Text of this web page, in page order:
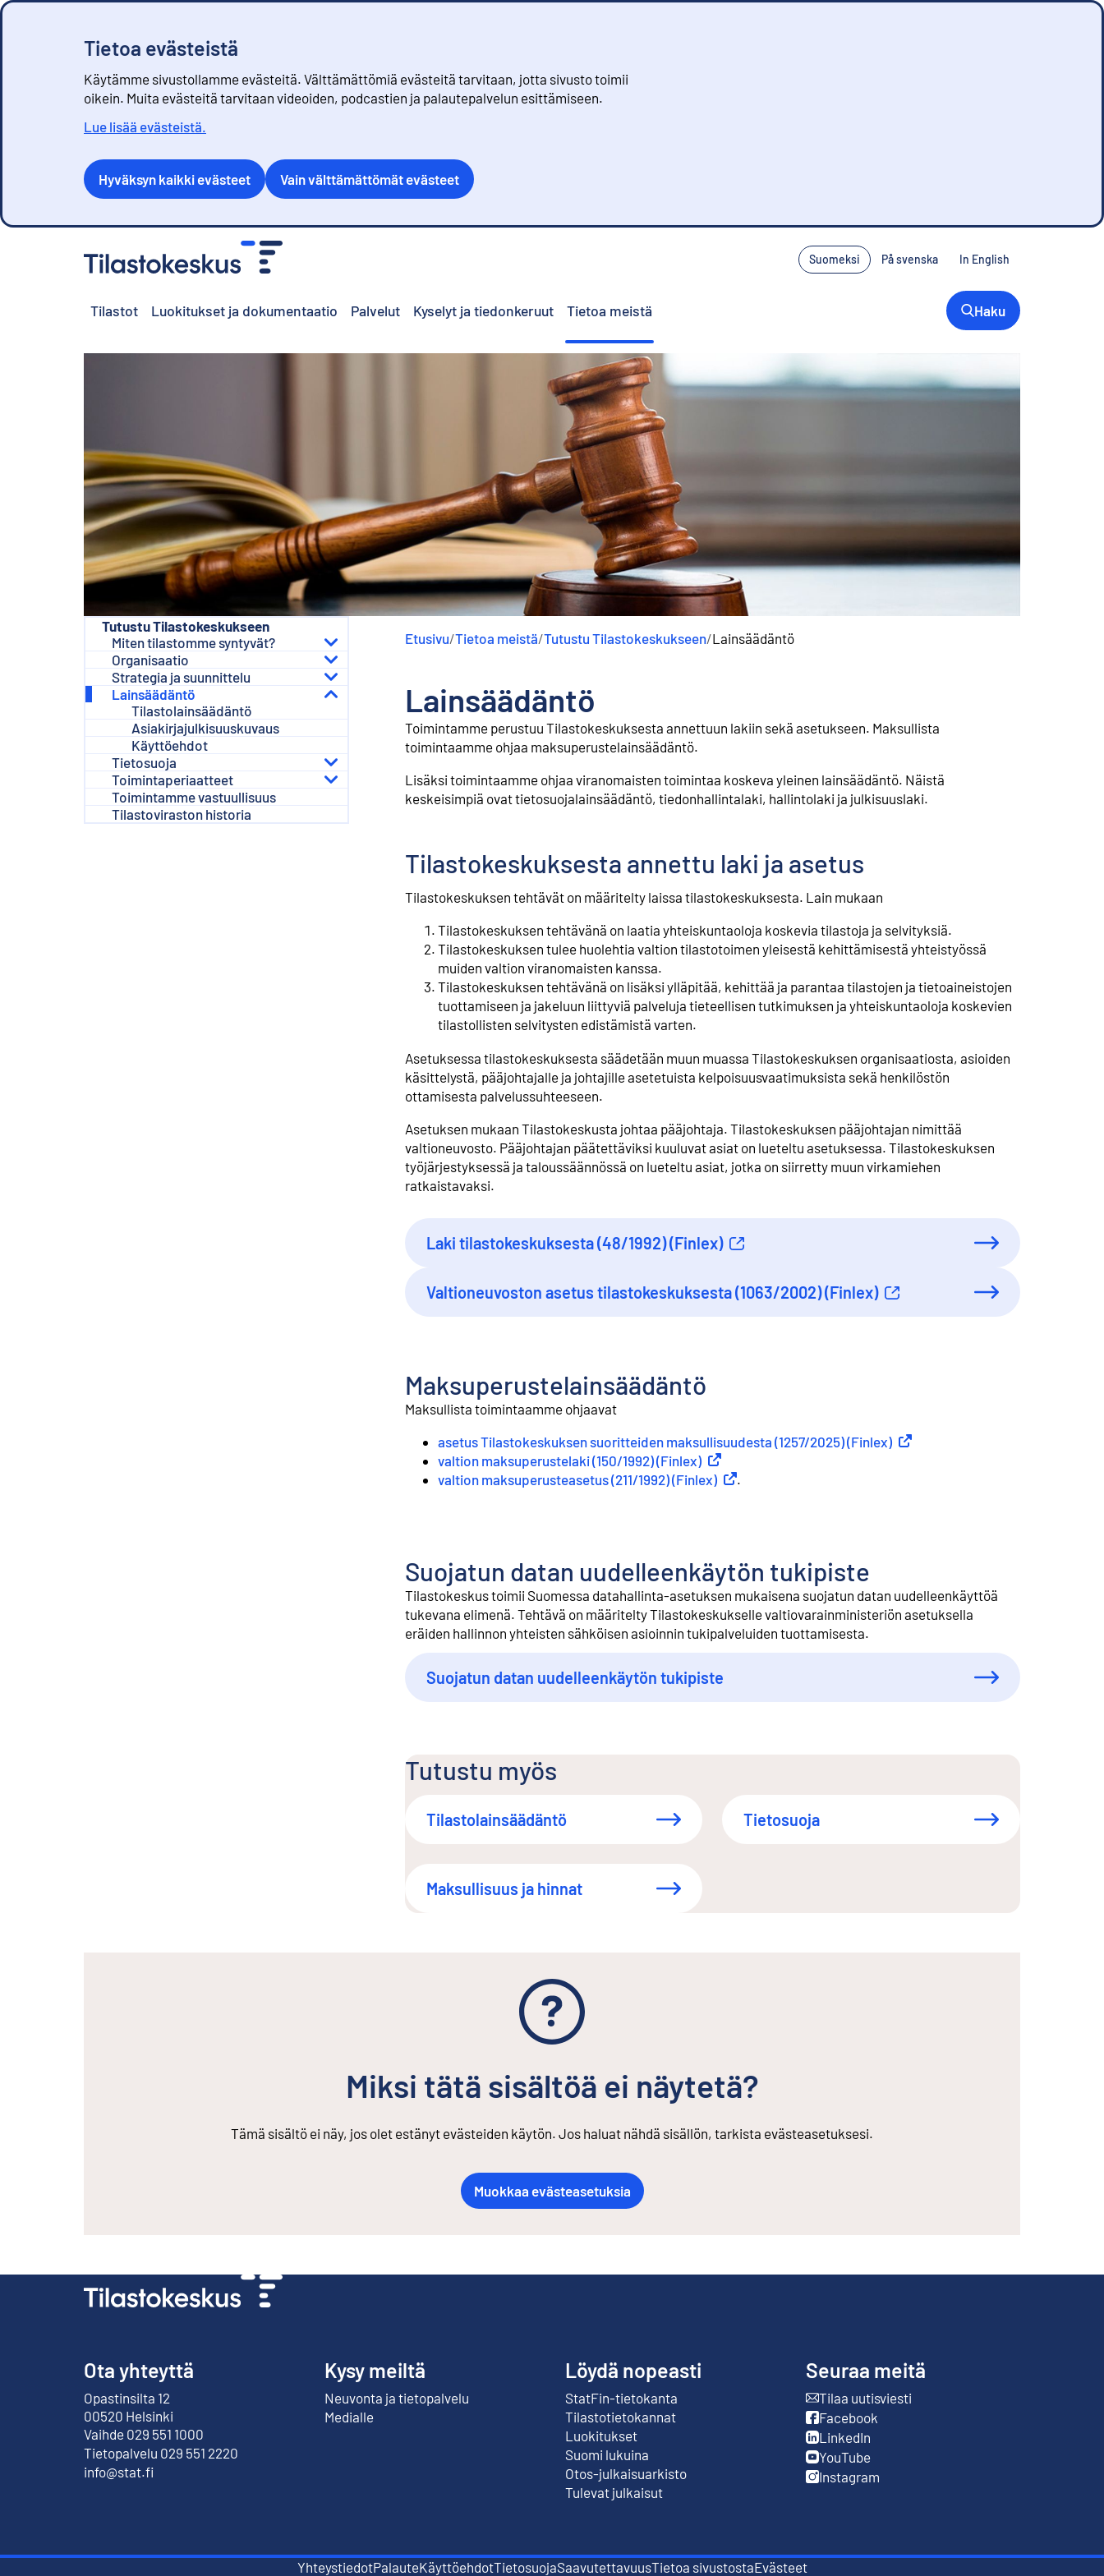
Tietoa evästeistä
Käytämme sivustollamme evästeitä. Välttämättömiä evästeitä tarvitaan, jotta sivusto toimii
oikein. Muita evästeitä tarvitaan videoiden, podcastien ja palautepalvelun esittämiseen.
Lue lisää evästeistä.
Hyväksyn kaikki evästeet Vain välttämättömät evästeet
Suomeksi På svenska In English
Tilastot Luokitukset ja dokumentaatio Palvelut Kyselyt ja tiedonkeruut Tietoa meistä Haku
Tutustu Tilastokeskukseen
Miten tilastomme syntyvät?
Organisaatio
Strategia ja suunnittelu
Lainsäädäntö
Tilastolainsäädäntö
Asiakirjajulkisuuskuvaus
Käyttöehdot
Tietosuoja
Toimintaperiaatteet
Toimintamme vastuullisuus
Tilastoviraston historia
Etusivu/Tietoa meistä/Tutustu Tilastokeskukseen/Lainsäädäntö
Lainsäädäntö
Toimintamme perustuu Tilastokeskuksesta annettuun lakiin sekä asetukseen. Maksullista
toimintaamme ohjaa maksuperustelainsäädäntö.
Lisäksi toimintaamme ohjaa viranomaisten toimintaa koskeva yleinen lainsäädäntö. Näistä
keskeisimpiä ovat tietosuojalainsäädäntö, tiedonhallintalaki, hallintolaki ja julkisuuslaki.
Tilastokeskuksesta annettu laki ja asetus
Tilastokeskuksen tehtävät on määritelty laissa tilastokeskuksesta. Lain mukaan
Tilastokeskuksen tehtävänä on laatia yhteiskuntaoloja koskevia tilastoja ja selvityksiä.
Tilastokeskuksen tulee huolehtia valtion tilastotoimen yleisestä kehittämisestä yhteistyössä
muiden valtion viranomaisten kanssa.
Tilastokeskuksen tehtävänä on lisäksi ylläpitää, kehittää ja parantaa tilastojen ja tietoaineistojen
tuottamiseen ja jakeluun liittyviä palveluja tieteellisen tutkimuksen ja yhteiskuntaoloja koskevien
tilastollisten selvitysten edistämistä varten.
Asetuksessa tilastokeskuksesta säädetään muun muassa Tilastokeskuksen organisaatiosta, asioiden
käsittelystä, pääjohtajalle ja johtajille asetetuista kelpoisuusvaatimuksista sekä henkilöstön
ottamisesta palvelussuhteeseen.
Asetuksen mukaan Tilastokeskusta johtaa pääjohtaja. Tilastokeskuksen pääjohtajan nimittää
valtioneuvosto. Pääjohtajan päätettäviksi kuuluvat asiat on lueteltu asetuksessa. Tilastokeskuksen
työjärjestyksessä ja taloussäännössä on lueteltu asiat, jotka on siirretty muun virkamiehen
ratkaistavaksi.
Laki tilastokeskuksesta (48/1992) (Finlex)
Ulkoinen linkki
Valtioneuvoston asetus tilastokeskuksesta (1063/2002) (Finlex)
Ulkoinen linkki
Maksuperustelainsäädäntö
Maksullista toimintaamme ohjaavat
asetus Tilastokeskuksen suoritteiden maksullisuudesta (1257/2025) (Finlex)Ulkoinen linkki
valtion maksuperustelaki (150/1992) (Finlex)Ulkoinen linkki
valtion maksuperusteasetus (211/1992) (Finlex)Ulkoinen linkki
.
Suojatun datan uudelleenkäytön tukipiste
Tilastokeskus toimii Suomessa datahallinta-asetuksen mukaisena suojatun datan uudelleenkäyttöä
tukevana elimenä. Tehtävä on määritelty Tilastokeskukselle valtiovarainministeriön asetuksella
eräiden hallinnon yhteisten sähköisen asioinnin tukipalveluiden tuottamisesta.
Suojatun datan uudelleenkäytön tukipiste
Tutustu myös
Tilastolainsäädäntö Tietosuoja
Maksullisuus ja hinnat
Miksi tätä sisältöä ei näytetä?
Tämä sisältö ei näy, jos olet estänyt evästeiden käytön. Jos haluat nähdä sisällön, tarkista evästeasetuksesi.
Muokkaa evästeasetuksia
Ota yhteyttä
Opastinsilta 12
00520 Helsinki
Ulkoinen linkki
Vaihde 029 551 1000
Tietopalvelu 029 551 2220
info@stat.fi
Kysy meiltä
Neuvonta ja tietopalvelu
Medialle
Löydä nopeasti
StatFin-tietokanta
Ulkoinen linkki
Tilastotietokannat
Luokitukset
Suomi lukuina
Otos-julkaisuarkisto
Ulkoinen linkki
Tulevat julkaisut
Seuraa meitä
Tilaa uutisviesti
Ulkoinen linkki
Facebook
Ulkoinen linkki
LinkedIn
Ulkoinen linkki
YouTube
Ulkoinen linkki
Instagram
Ulkoinen linkki
YhteystiedotPalauteKäyttöehdotTietosuojaSaavutettavuusTietoa sivustostaEvästeet